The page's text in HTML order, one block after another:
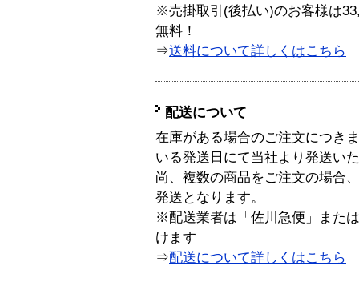
※売掛取引(後払い)のお客様は
無料！
⇒送料について詳しくはこちら
配送について
在庫がある場合のご注文につき
いる発送日にて当社より発送い
尚、複数の商品をご注文の場合
発送となります。
※配送業者は「佐川急便」また
けます
⇒配送について詳しくはこちら